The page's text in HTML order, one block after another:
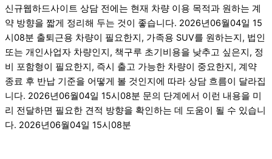
신규웹하드사이트 상담 전에는 현재 차량 이용 목적과 원하는 계
약 방향을 짧게 정리해 두는 것이 좋습니다. 2026년06월04일 15
시08분 출퇴근용 차량이 필요한지, 가족용 SUV를 원하는지, 법인
또는 개인사업자 차량인지, 책구루 초기비용을 낮추고 싶은지, 정
비 포함형이 필요한지, 즉시 출고 가능한 차량이 중요한지, 계약
종료 후 반납 기준을 어떻게 볼 것인지에 따라 상담 흐름이 달라집
니다. 2026년06월04일 15시08분 문의 단계에서 이런 내용을 미
리 전달하면 필요한 견적 방향을 확인하는 데 도움이 될 수 있습니
다. 2026년06월04일 15시08분